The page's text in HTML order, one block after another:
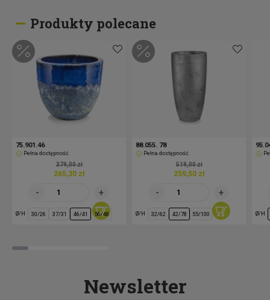
Produkty polecane
75.901.46
Pełna dostępność
379,00 zł
265,30 zł
Ø/H 30/26 37/31 46/41 56/48
88.055. 78
Pełna dostępność
519,00 zł
259,50 zł
Ø/H 32/62 42/78 55/100 Ø/H
Newsletter